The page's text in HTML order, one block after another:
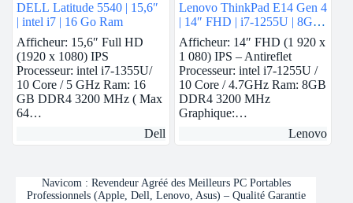
DELL Latitude 5540 | 15,6″
| intel i7 | 16 Go Ram
Afficheur: 15,6″ Full HD
(1920 x 1080) IPS
Processeur: intel i7-1355U/
10 Core / 5 GHz Ram: 16
GB DDR4 3200 MHz ( Max
64…
Dell
Lenovo ThinkPad E14 Gen 4
| 14″ FHD | i7-1255U | 8GB
Ram | Nvidia MX550 | 512
GB SSD
Afficheur: 14″ FHD (1 920 x
1 080) IPS – Antireflet
Processeur: intel i7-1255U /
10 Core / 4.7GHz Ram: 8GB
DDR4 3200 MHz
Graphique:…
Lenovo
Navicom : Revendeur Agréé des Meilleurs PC Portables
Professionnels (Apple, Dell, Lenovo, Asus) – Qualité Garantie